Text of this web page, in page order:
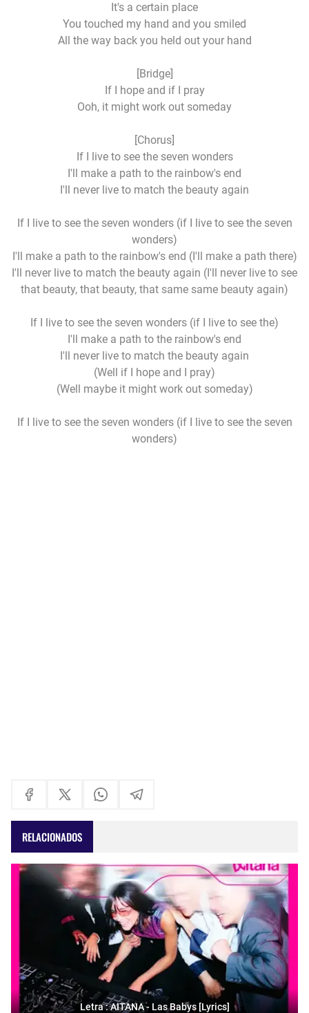
It's a certain place
You touched my hand and you smiled
All the way back you held out your hand
[Bridge]
If I hope and if I pray
Ooh, it might work out someday
[Chorus]
If I live to see the seven wonders
I'll make a path to the rainbow's end
I'll never live to match the beauty again
If I live to see the seven wonders (if I live to see the seven
wonders)
I'll make a path to the rainbow's end (I'll make a path there)
I'll never live to match the beauty again (I'll never live to see
that beauty, that beauty, that same same beauty again)
If I live to see the seven wonders (if I live to see the)
I'll make a path to the rainbow's end
I'll never live to match the beauty again
(Well if I hope and I pray)
(Well maybe it might work out someday)
If I live to see the seven wonders (if I live to see the seven
wonders)
RELACIONADOS
Letra : AITANA - Las Babys [Lyrics]